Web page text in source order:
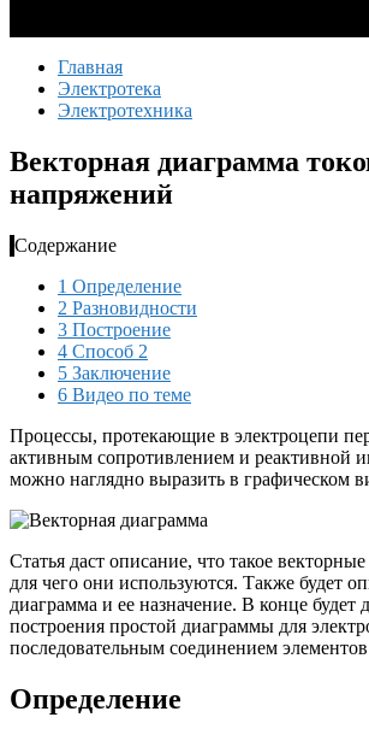
Главная
Электротека
Электротехника
Векторная диаграмма
напряжений
Содержание
1 Определение
2 Разновидности
3 Построение
4 Способ 2
5 Заключение
6 Видео по теме
Процессы, протекающие в электроцепи
активным сопротивлением и реактивной
можно наглядно выразить в графическом
Статья даст описание, что такое
для чего они используются. Также будет
диаграмма и ее назначение. В конце будет
построения простой диаграммы для
последовательным соединением
Определение